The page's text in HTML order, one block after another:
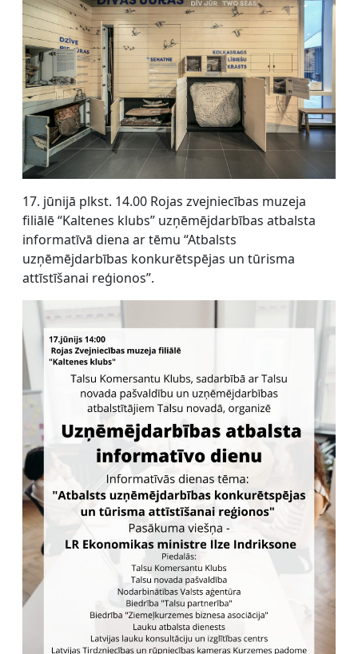
17. jūnijā plkst. 14.00 Rojas zvejniecības muzeja
filiālē “Kaltenes klubs” uzņēmējdarbības atbalsta
informatīvā diena ar tēmu “Atbalsts
uzņēmējdarbības konkurētspējas un tūrisma
attīstīšanai reģionos”.